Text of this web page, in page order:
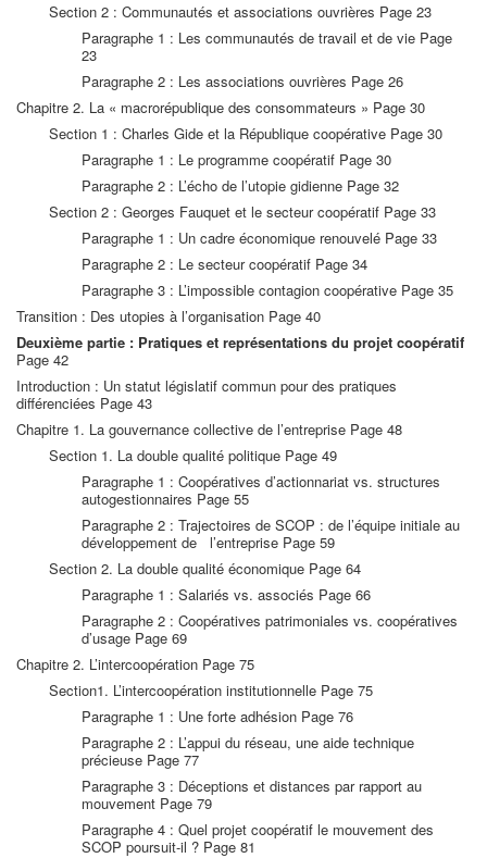
Section 2 : Communautés et associations ouvrières Page 23
Paragraphe 1 : Les communautés de travail et de vie Page
23
Paragraphe 2 : Les associations ouvrières Page 26
Chapitre 2. La « macrorépublique des consommateurs » Page 30
Section 1 : Charles Gide et la République coopérative Page 30
Paragraphe 1 : Le programme coopératif Page 30
Paragraphe 2 : L’écho de l’utopie gidienne Page 32
Section 2 : Georges Fauquet et le secteur coopératif Page 33
Paragraphe 1 : Un cadre économique renouvelé Page 33
Paragraphe 2 : Le secteur coopératif Page 34
Paragraphe 3 : L’impossible contagion coopérative Page 35
Transition : Des utopies à l’organisation Page 40
Deuxième partie : Pratiques et représentations du projet coopératif
Page 42
Introduction : Un statut législatif commun pour des pratiques
différenciées Page 43
Chapitre 1. La gouvernance collective de l’entreprise Page 48
Section 1. La double qualité politique Page 49
Paragraphe 1 : Coopératives d’actionnariat vs. structures
autogestionnaires Page 55
Paragraphe 2 : Trajectoires de SCOP : de l’équipe initiale au
développement de l’entreprise Page 59
Section 2. La double qualité économique Page 64
Paragraphe 1 : Salariés vs. associés Page 66
Paragraphe 2 : Coopératives patrimoniales vs. coopératives
d’usage Page 69
Chapitre 2. L’intercoopération Page 75
Section1. L’intercoopération institutionnelle Page 75
Paragraphe 1 : Une forte adhésion Page 76
Paragraphe 2 : L’appui du réseau, une aide technique
précieuse Page 77
Paragraphe 3 : Déceptions et distances par rapport au
mouvement Page 79
Paragraphe 4 : Quel projet coopératif le mouvement des
SCOP poursuit-il ? Page 81